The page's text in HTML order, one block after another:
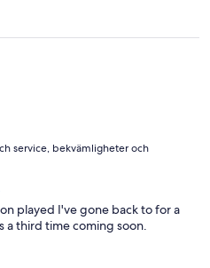
service, bekvämligheter och
played I've gone back to for a
a third time coming soon.